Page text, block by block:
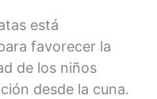
está
favorecer la
de los niños
desde la cuna.